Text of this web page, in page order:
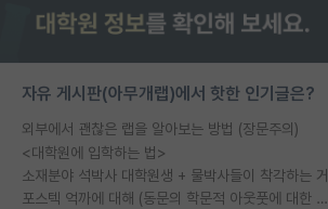
자유 게시판(아무개랩)에서 핫한 인기글은?
외부에서 괜찮은 랩을 알아보는 방법 (장문주의)
<대학원에 입학하는 법>
소재분야 석박사 대학원생 + 물박사들이 착각하는 거
포스텍 억까에 대해 (동문의 학문적 아웃풋에 대한 반박)